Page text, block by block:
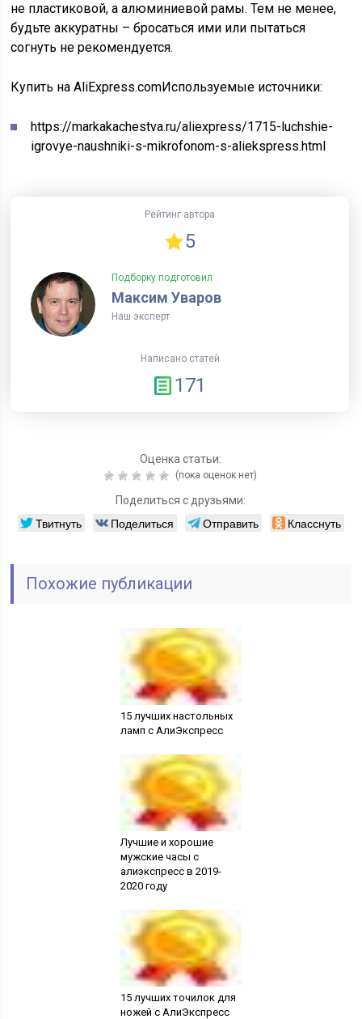
не пластиковой, а алюминиевой рамы. Тем не менее,
будьте аккуратны – бросаться ими или пытаться
согнуть не рекомендуется.
Купить на AliExpress.comИспользуемые источники:
https://markakachestva.ru/aliexpress/1715-luchshie-
igrovye-naushniki-s-mikrofonom-s-aliekspress.html
Рейтинг автора
5
Подборку подготовил
Максим Уваров
Наш эксперт
Написано статей
171
Оценка статьи:
(пока оценок нет)
Поделиться с друзьями:
Твитнуть Поделиться Отправить Класснуть
Похожие публикации
15 лучших настольных
ламп с АлиЭкспресс
Лучшие и хорошие
мужские часы с
алиэкспресс в 2019-
2020 году
15 лучших точилок для
ножей с АлиЭкспресс